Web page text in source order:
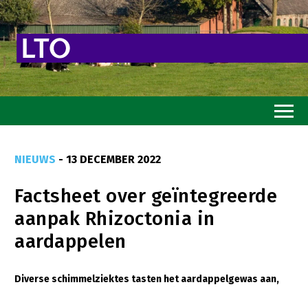
Goed eten
Mooi groen
Sterk ondernemerschap
Transitiepaden
NIEUWS - 13 DECEMBER 2022
Factsheet over geïntegreerde
aanpak Rhizoctonia in
aardappelen
Diverse schimmelziektes tasten het aardappelgewas aan,